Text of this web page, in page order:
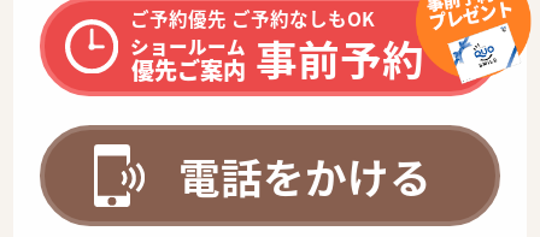
ご予約優先 ご予約なしもOK
ショールーム
優先ご案内 事前予約
電話をかける